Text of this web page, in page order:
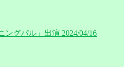
ングパル」出演 2024/04/16